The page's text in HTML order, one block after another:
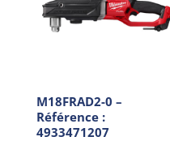
M18FRAD2-0 –
Référence :
4933471207